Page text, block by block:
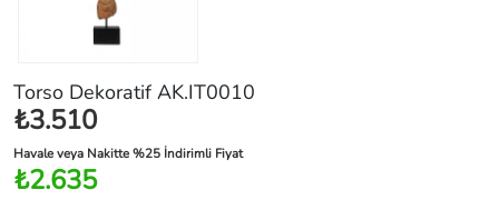
Torso Dekoratif AK.IT0010
₺3.510
Havale veya Nakitte %25 İndirimli Fiyat
₺2.635